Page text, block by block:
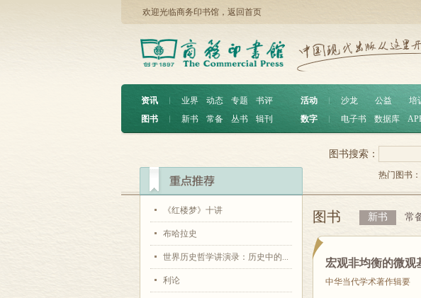
欢迎光临商务印书馆， 返回首页
资讯 ︱ 业界 动态 专题
书评
图书
︱ 新书 常备 丛书 辑刊
活动 沙龙 公益
培
数字
电子书 数据库
《红楼梦》十讲
布哈拉史
世界历史哲学讲演录：历史中的...
利论
图书搜索：
热门图书：
图书 新书 常
宏观非均衡的微观
中华当代学术著作辑要